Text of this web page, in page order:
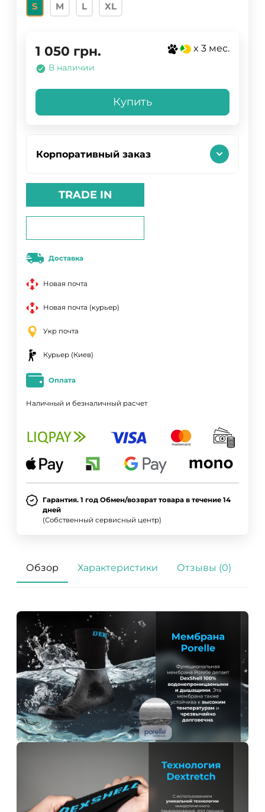
S M L XL
1 050 грн. x 3 мес.
В наличии
Купить
Корпоративный заказ
TRADE IN
Доставка
Новая почта
Новая почта (курьер)
Укр почта
Курьер (Киев)
Оплата
Наличный и безналичный расчет
Гарантия. 1 год Обмен/возврат товара в течение 14
дней
(Собственный сервисный центр)
Обзор Характеристики Отзывы (0)